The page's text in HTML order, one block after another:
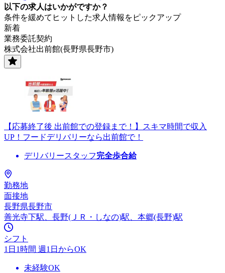
以下の求人はいかがですか？
条件を緩めてヒットした求人情報をピックアップ
新着
業務委託契約
株式会社出前館(長野県長野市)
【応募終了後 出前館での登録まで！】スキマ時間で収入
UP！フードデリバリーなら出前館で！
デリバリースタッフ完全歩合給
勤務地
面接地
長野県長野市
善光寺下駅、長野(ＪＲ・しなの)駅、本郷(長野)駅
シフト
1日1時間 週1日からOK
未経験OK